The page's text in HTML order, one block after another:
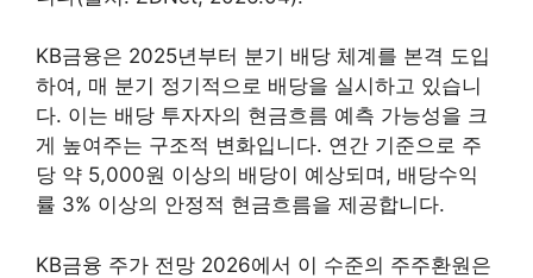
KB금융은 2025년부터 분기 배당 체계를 본격 도입
하여, 매 분기 정기적으로 배당을 실시하고 있습니
다. 이는 배당 투자자의 현금흐름 예측 가능성을 크
게 높여주는 구조적 변화입니다. 연간 기준으로 주
당 약 5,000원 이상의 배당이 예상되며, 배당수익
률 3% 이상의 안정적 현금흐름을 제공합니다.
KB금융 주가 전망 2026에서 이 수준의 주주환원은